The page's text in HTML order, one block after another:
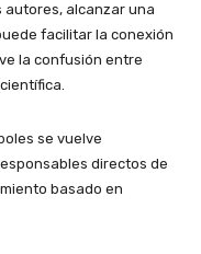
autores, alcanzar una
facilitar la conexión
la confusión entre
se vuelve
directos de
basado en